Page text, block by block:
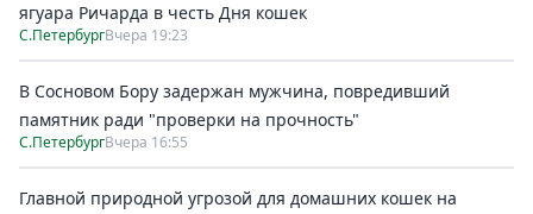
ягуара Ричарда в честь Дня кошек
С.ПетербургВчера 19:23
В Сосновом Бору задержан мужчина, повредивший
памятник ради "проверки на прочность"
С.ПетербургВчера 16:55
Главной природной угрозой для домашних кошек на